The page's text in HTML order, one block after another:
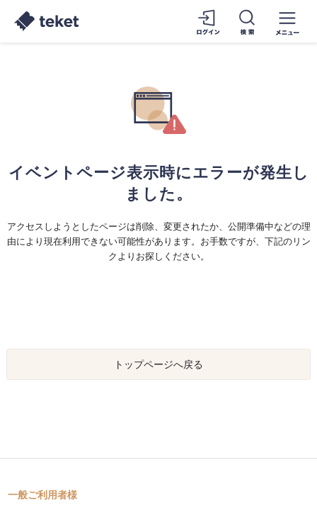
イベントページ表示時にエラーが発生し
ました。
アクセスしようとしたページは削除、変更されたか、公開準備中などの理
由により現在利用できない可能性があります。お手数ですが、下記のリン
クよりお探しください。
トップページへ戻る
一般ご利用者様